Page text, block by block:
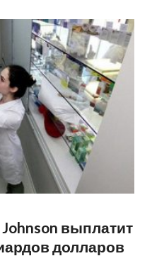
выплатит
долларов